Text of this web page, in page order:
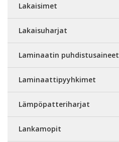
Lakaisimet
Lakaisuharjat
Laminaatin puhdistusaineet
Laminaattipyyhkimet
Lämpöpatteriharjat
Lankamopit